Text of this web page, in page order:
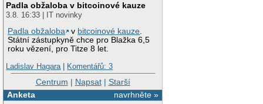
Padla obžaloba v bitcoinové kauze
3.8. 16:33 | IT novinky
Padla obžaloba
v bitcoinové kauze.
Státní zástupkyně chce pro Blažka 6,5
roku vězení, pro Titze 8 let.
Ladislav Hagara| Komentářů: 3
Centrum | Napsat| Starší
navrhněte »
Anketa